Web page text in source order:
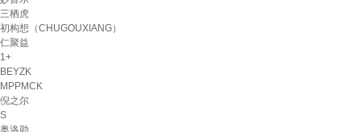
三栖虎
初构想（CHUGOUXIANG）
仁聚益
1+
BEYZK
MPPMCK
倪之尔
S
奥洛勋